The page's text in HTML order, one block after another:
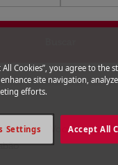
Voos
Voos para o
All Cookies”, you agree to the
site navigation,
efforts.
Accept All
Settings